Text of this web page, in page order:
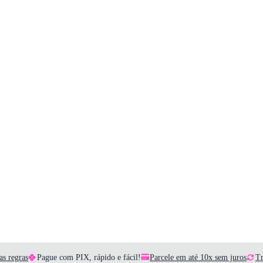
regras Pague com PIX, rápido e fácil! Parcele em até 10x sem juros